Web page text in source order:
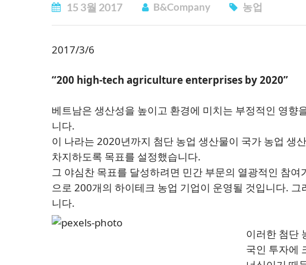
15 3월 2017 B&Company 농업
2017/3/6
“200 high-tech agriculture enterprises by 2020”
베트남은 생산성을 높이고 환경에 미치는 부정적인 영
니다.
이 나라는 2020년까지 첨단 농업 생산물이 국가 농업 생
차지하도록 목표를 설정했습니다.
그 야심찬 목표를 달성하려면 민간 부문의 열광적인 참
으로 200개의 하이테크 농업 기업이 운영될 것입니다.
니다.
이러한 첨단
국인 투자에